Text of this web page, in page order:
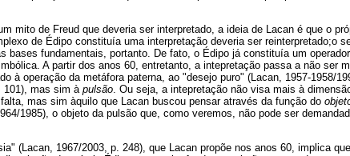
mito de Freud que deveria ser interpretado, a ideia de Lacan é que o
de Édipo constituía uma interpretação deveria ser reinterpretado;o
bases fundamentais, portanto. De fato, o Édipo já constituía um
A partir dos anos 60, entretanto, a intepretação passa a não ser
à operação da metáfora paterna, ao "desejo puro" (Lacan, 1957-1958/
101), mas sim àpulsão. Ou seja, a intepretação não visa mais à
mas sim àquilo que Lacan buscou pensar através da função do
1985), o objeto da pulsão que, como veremos, não pode ser
(Lacan, 1967/2003, p. 248), que Lacan propõe nos anos 60, implica